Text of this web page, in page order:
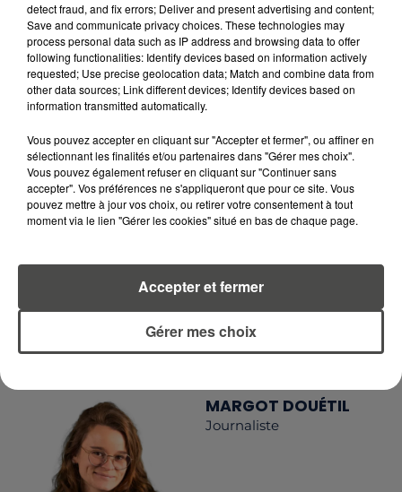
EN TÉLÉCHARGEANT L'APPLICATION MOBILE
RCA
LA RÉDACTION
RCA
Voir toute l'équipe RCA
DIMITRI COUTAND
Journaliste
MARGOT DOUÉTIL
Journaliste
detect fraud, and fix errors; Deliver and present advertising and content;
Save and communicate privacy choices. These technologies may
process personal data such as IP address and browsing data to offer
following functionalities: Identify devices based on information actively
requested; Use precise geolocation data; Match and combine data from
other data sources; Link different devices; Identify devices based on
information transmitted automatically.
Vous pouvez accepter en cliquant sur "Accepter et fermer", ou affiner en
sélectionnant les finalités et/ou partenaires dans "Gérer mes choix".
Vous pouvez également refuser en cliquant sur "Continuer sans
accepter". Vos préférences ne s'appliqueront que pour ce site. Vous
pouvez mettre à jour vos choix, ou retirer votre consentement à tout
moment via le lien "Gérer les cookies" situé en bas de chaque page.
Gérer mes choix
Accepter et fermer